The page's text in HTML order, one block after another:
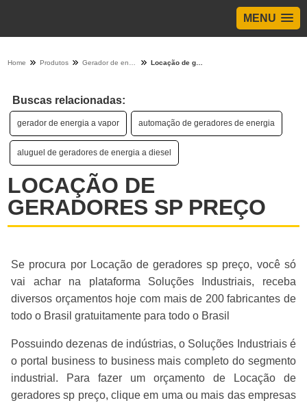
MENU
Home Produtos
Buscas relacionadas:
gerador de energia a vapor automação de geradores de energia
aluguel de geradores de energia a diesel
LOCAÇÃO DE
GERADORES SP PREÇO
Se procura por Locação de geradores sp preço, você só
vai achar na plataforma Soluções Industriais, receba
diversos orçamentos hoje com mais de 200 fabricantes de
todo o Brasil gratuitamente para todo o Brasil
Possuindo dezenas de indústrias, o Soluções Industriais é
o portal business to business mais completo do segmento
industrial. Para fazer um orçamento de Locação de
geradores sp preço, clique em uma ou mais das empresas